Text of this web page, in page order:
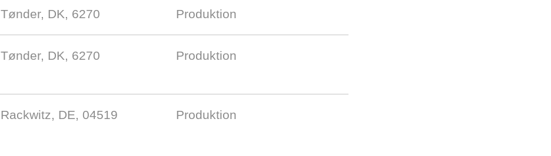
Tønder, DK, 6270 Produktion
Tønder, DK, 6270 Produktion
Rackwitz, DE, 04519 Produktion